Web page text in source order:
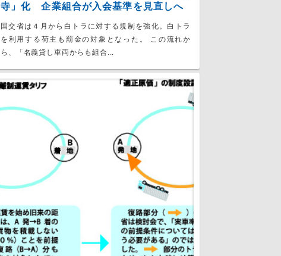
寺」化 企業組合が入会基準を見直しへ
国交省は４月から白トラに対する規制を強化。白トラ
を利用する荷主も罰金の対象となった。 この流れか
ら、「名義貸し車両からも組合...